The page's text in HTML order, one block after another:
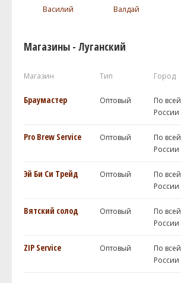
Василий Валдай
Магазины - Луганский
Магазин Тип Город
Браумастер Оптовый
По всей
России
Pro Brew Service Оптовый
По всей
России
Эй Би Си Трейд Оптовый
По всей
России
Вятский солод Оптовый
По всей
России
ZIP Service Оптовый
По всей
России